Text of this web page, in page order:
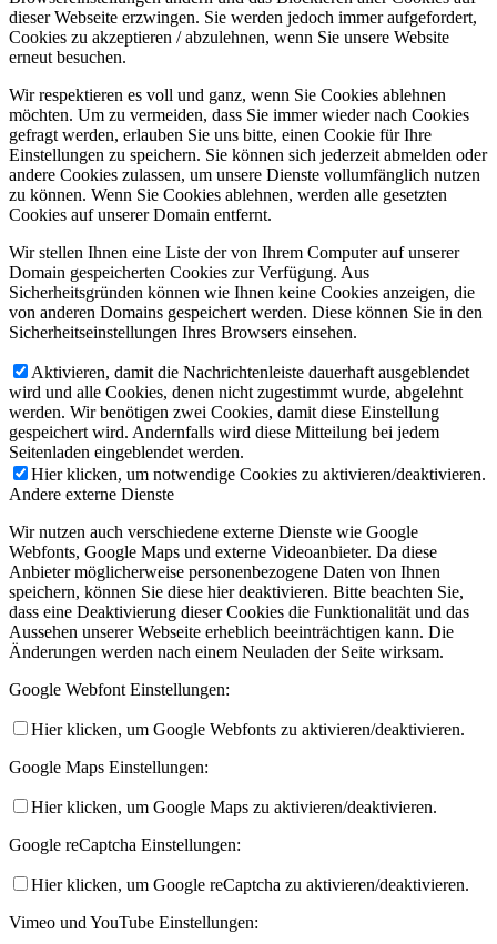
dieser Webseite erzwingen. Sie werden jedoch immer aufgefordert,
Cookies zu akzeptieren / abzulehnen, wenn Sie unsere Website
erneut besuchen.
Wir respektieren es voll und ganz, wenn Sie Cookies ablehnen
möchten. Um zu vermeiden, dass Sie immer wieder nach Cookies
gefragt werden, erlauben Sie uns bitte, einen Cookie für Ihre
Einstellungen zu speichern. Sie können sich jederzeit abmelden oder
andere Cookies zulassen, um unsere Dienste vollumfänglich nutzen
zu können. Wenn Sie Cookies ablehnen, werden alle gesetzten
Cookies auf unserer Domain entfernt.
Wir stellen Ihnen eine Liste der von Ihrem Computer auf unserer
Domain gespeicherten Cookies zur Verfügung. Aus
Sicherheitsgründen können wie Ihnen keine Cookies anzeigen, die
von anderen Domains gespeichert werden. Diese können Sie in den
Sicherheitseinstellungen Ihres Browsers einsehen.
Aktivieren, damit die Nachrichtenleiste dauerhaft ausgeblendet
wird und alle Cookies, denen nicht zugestimmt wurde, abgelehnt
werden. Wir benötigen zwei Cookies, damit diese Einstellung
gespeichert wird. Andernfalls wird diese Mitteilung bei jedem
Seitenladen eingeblendet werden.
Hier klicken, um notwendige Cookies zu aktivieren/deaktivieren.
Andere externe Dienste
Wir nutzen auch verschiedene externe Dienste wie Google
Webfonts, Google Maps und externe Videoanbieter. Da diese
Anbieter möglicherweise personenbezogene Daten von Ihnen
speichern, können Sie diese hier deaktivieren. Bitte beachten Sie,
dass eine Deaktivierung dieser Cookies die Funktionalität und das
Aussehen unserer Webseite erheblich beeinträchtigen kann. Die
Änderungen werden nach einem Neuladen der Seite wirksam.
Google Webfont Einstellungen:
Hier klicken, um Google Webfonts zu aktivieren/deaktivieren.
Google Maps Einstellungen:
Hier klicken, um Google Maps zu aktivieren/deaktivieren.
Google reCaptcha Einstellungen:
Hier klicken, um Google reCaptcha zu aktivieren/deaktivieren.
Vimeo und YouTube Einstellungen: